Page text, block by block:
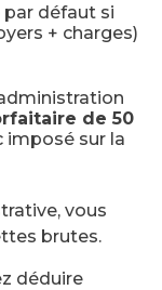
défaut si
+ charges)
de 50
imposé sur la
vous
brutes.
déduire